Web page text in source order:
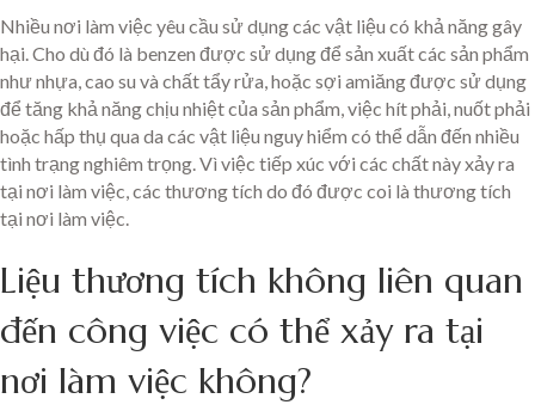
Nhiều nơi làm việc yêu cầu sử dụng các vật liệu có khả năng gây
hại. Cho dù đó là benzen được sử dụng để sản xuất các sản phẩm
như nhựa, cao su và chất tẩy rửa, hoặc sợi amiăng được sử dụng
để tăng khả năng chịu nhiệt của sản phẩm, việc hít phải, nuốt phải
hoặc hấp thụ qua da các vật liệu nguy hiểm có thể dẫn đến nhiều
tình trạng nghiêm trọng. Vì việc tiếp xúc với các chất này xảy ra
tại nơi làm việc, các thương tích do đó được coi là thương tích
tại nơi làm việc.
Liệu thương tích không liên quan
đến công việc có thể xảy ra tại
nơi làm việc không?